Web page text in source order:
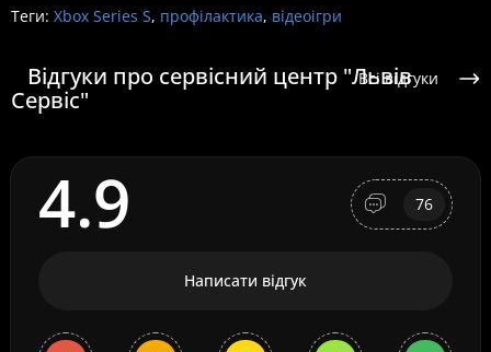
Теги: Xbox Series S, профілактика, відеоігри
Відгуки про сервісний центр "Львів
Сервіс"
Всі відгуки
4.9 76
Написати відгук